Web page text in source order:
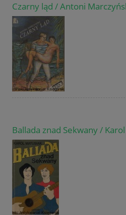
Czarny ląd / Antoni
Ballada znad Sekwany /